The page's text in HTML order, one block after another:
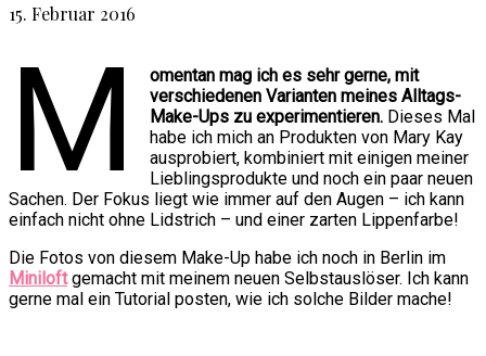
15. Februar 2016
M
omentan mag ich es sehr gerne, mit
verschiedenen Varianten meines Alltags-
Make-Ups zu experimentieren. Dieses Mal
habe ich mich an Produkten von Mary Kay
ausprobiert, kombiniert mit einigen meiner
Lieblingsprodukte und noch ein paar neuen
Sachen. Der Fokus liegt wie immer auf den Augen – ich kann
einfach nicht ohne Lidstrich – und einer zarten Lippenfarbe!
Die Fotos von diesem Make-Up habe ich noch in Berlin im
Miniloftgemacht mit meinem neuen Selbstauslöser. Ich kann
gerne mal ein Tutorial posten, wie ich solche Bilder mache!